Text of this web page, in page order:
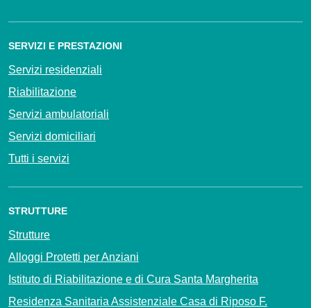
SERVIZI E PRESTAZIONI
Servizi residenziali
Riabilitazione
Servizi ambulatoriali
Servizi domiciliari
Tutti i servizi
STRUTTURE
Strutture
Alloggi Protetti per Anziani
Istituto di Riabilitazione e di Cura Santa Margherita
Residenza Sanitaria Assistenziale Casa di Riposo F.